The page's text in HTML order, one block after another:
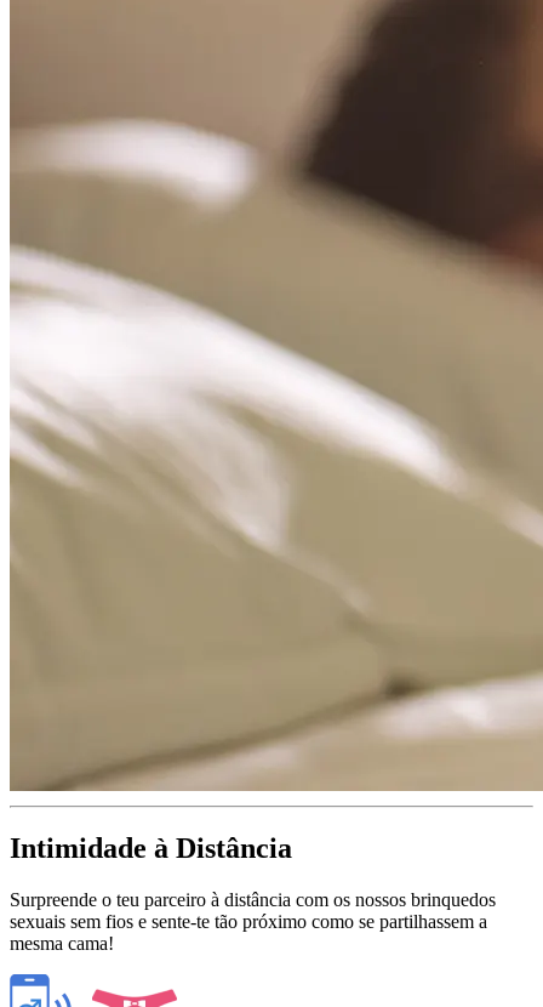
Intimidade à Distância
Surpreende o teu parceiro à distância com os nossos brinquedos
sexuais sem fios e sente-te tão próximo como se partilhassem a
mesma cama!